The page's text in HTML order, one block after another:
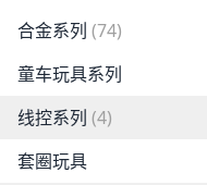
合金系列 (74)
童车玩具系列
线控系列 (4)
套圈玩具